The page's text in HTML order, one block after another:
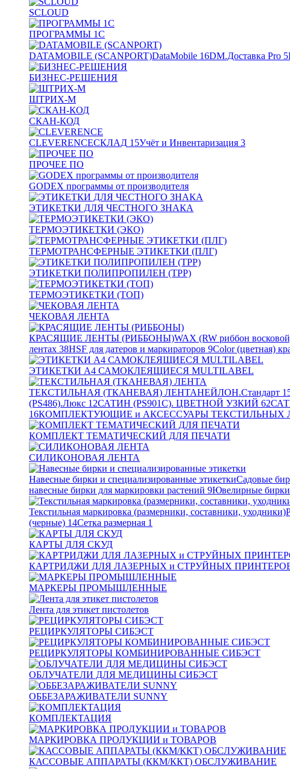
SCLOUD
ПРОГРАММЫ 1С
DATAMOBILE (SCANPORT)DataMobile 16DM.Доставка Pro 5
БИЗНЕС-РЕШЕНИЯ
ШТРИХ-М
СКАН-КОД
CLEVERENCEСКЛАД 15Учёт и Инвентаризация 3
ПРОЧЕЕ ПО
GODEX программы от производителя
ЭТИКЕТКИ ДЛЯ ЧЕСТНОГО ЗНАКА
ТЕРМОЭТИКЕТКИ (ЭКО)
ТЕРМОТРАНСФЕРНЫЕ ЭТИКЕТКИ (ПЛГ)
ЭТИКЕТКИ ПОЛИПРОПИЛЕН (TPP)
ТЕРМОЭТИКЕТКИ (ТОП)
ЧЕКОВАЯ ЛЕНТА
КРАСЯЩИЕ ЛЕНТЫ (РИББОНЫ)WAX (RW риббон
лентах 38HSF для датеров и маркираторов 9Color (цветная)
ЭТИКЕТКИ А4 САМОКЛЕЯЩИЕСЯ MULTILABEL
ТЕКСТИЛЬНАЯ (ТКАНЕВАЯ) ЛЕНТАНЕЙЛОН.Стандарт
(PS486).Люкс 12САТИН (PS901C). ЦВЕТНОЙ УЗКИЙ 62
16КОМПЛЕКТУЮЩИЕ и АКСЕССУАРЫ ТЕКСТИЛЬНЫХ
КОМПЛЕКТ ТЕМАТИЧЕСКИЙ ДЛЯ ПЕЧАТИ
СИЛИКОНОВАЯ ЛЕНТА
Навесные бирки и специализированные этикеткиСадовые
навесные бирки для маркировки растений 9Ювелирные бирки
Текстильная маркировка (размерники, составники, уходники)
(черные) 14Сетка размерная 1
КАРТЫ ДЛЯ СКУД
КАРТРИДЖИ ДЛЯ ЛАЗЕРНЫХ и СТРУЙНЫХ
МАРКЕРЫ ПРОМЫШЛЕННЫЕ
Лента для этикет пистолетов
РЕЦИРКУЛЯТОРЫ СИБЭСТ
РЕЦИРКУЛЯТОРЫ КОМБИНИРОВАННЫЕ СИБЭСТ
ОБЛУЧАТЕЛИ ДЛЯ МЕДИЦИНЫ СИБЭСТ
ОББЕЗАРАЖИВАТЕЛИ SUNNY
КОМПЛЕКТАЦИЯ
МАРКИРОВКА ПРОДУКЦИИ и ТОВАРОВ
КАССОВЫЕ АППАРАТЫ (ККМ/ККТ) ОБСЛУЖИВАНИЕ